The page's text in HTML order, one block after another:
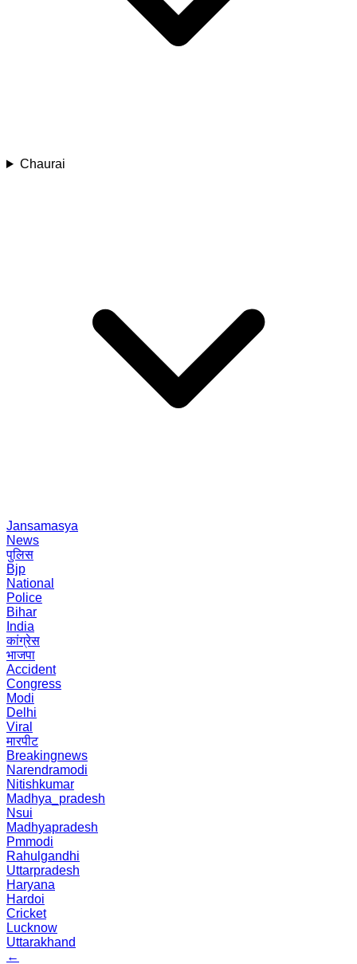
Chaurai
Jansamasya
News
पुलिस
Bjp
National
Police
Bihar
India
कांग्रेस
भाजपा
Accident
Congress
Modi
Delhi
Viral
मारपीट
Breakingnews
Narendramodi
Nitishkumar
Madhya_pradesh
Nsui
Madhyapradesh
Pmmodi
Rahulgandhi
Uttarpradesh
Haryana
Hardoi
Cricket
Lucknow
Uttarakhand
←